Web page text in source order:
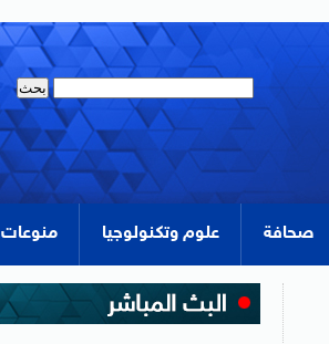
صحافة علوم وتكنولوجيا منوعات